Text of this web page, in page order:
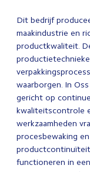
Dit bedrijf
maakindustrie en
productkwaliteit.
waarborgen. In
gericht op
kwaliteitscontrole
werkzaamheden
procesbewaking
functioneren in